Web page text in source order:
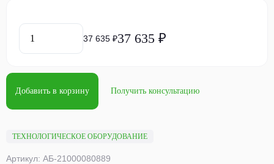
ТЕХНОЛОГИЧЕСКОЕ ОБОРУДОВАНИЕ
Артикул: АБ-21000080889
37 635 ₽37 635 ₽
Добавить в корзину Получить консультацию